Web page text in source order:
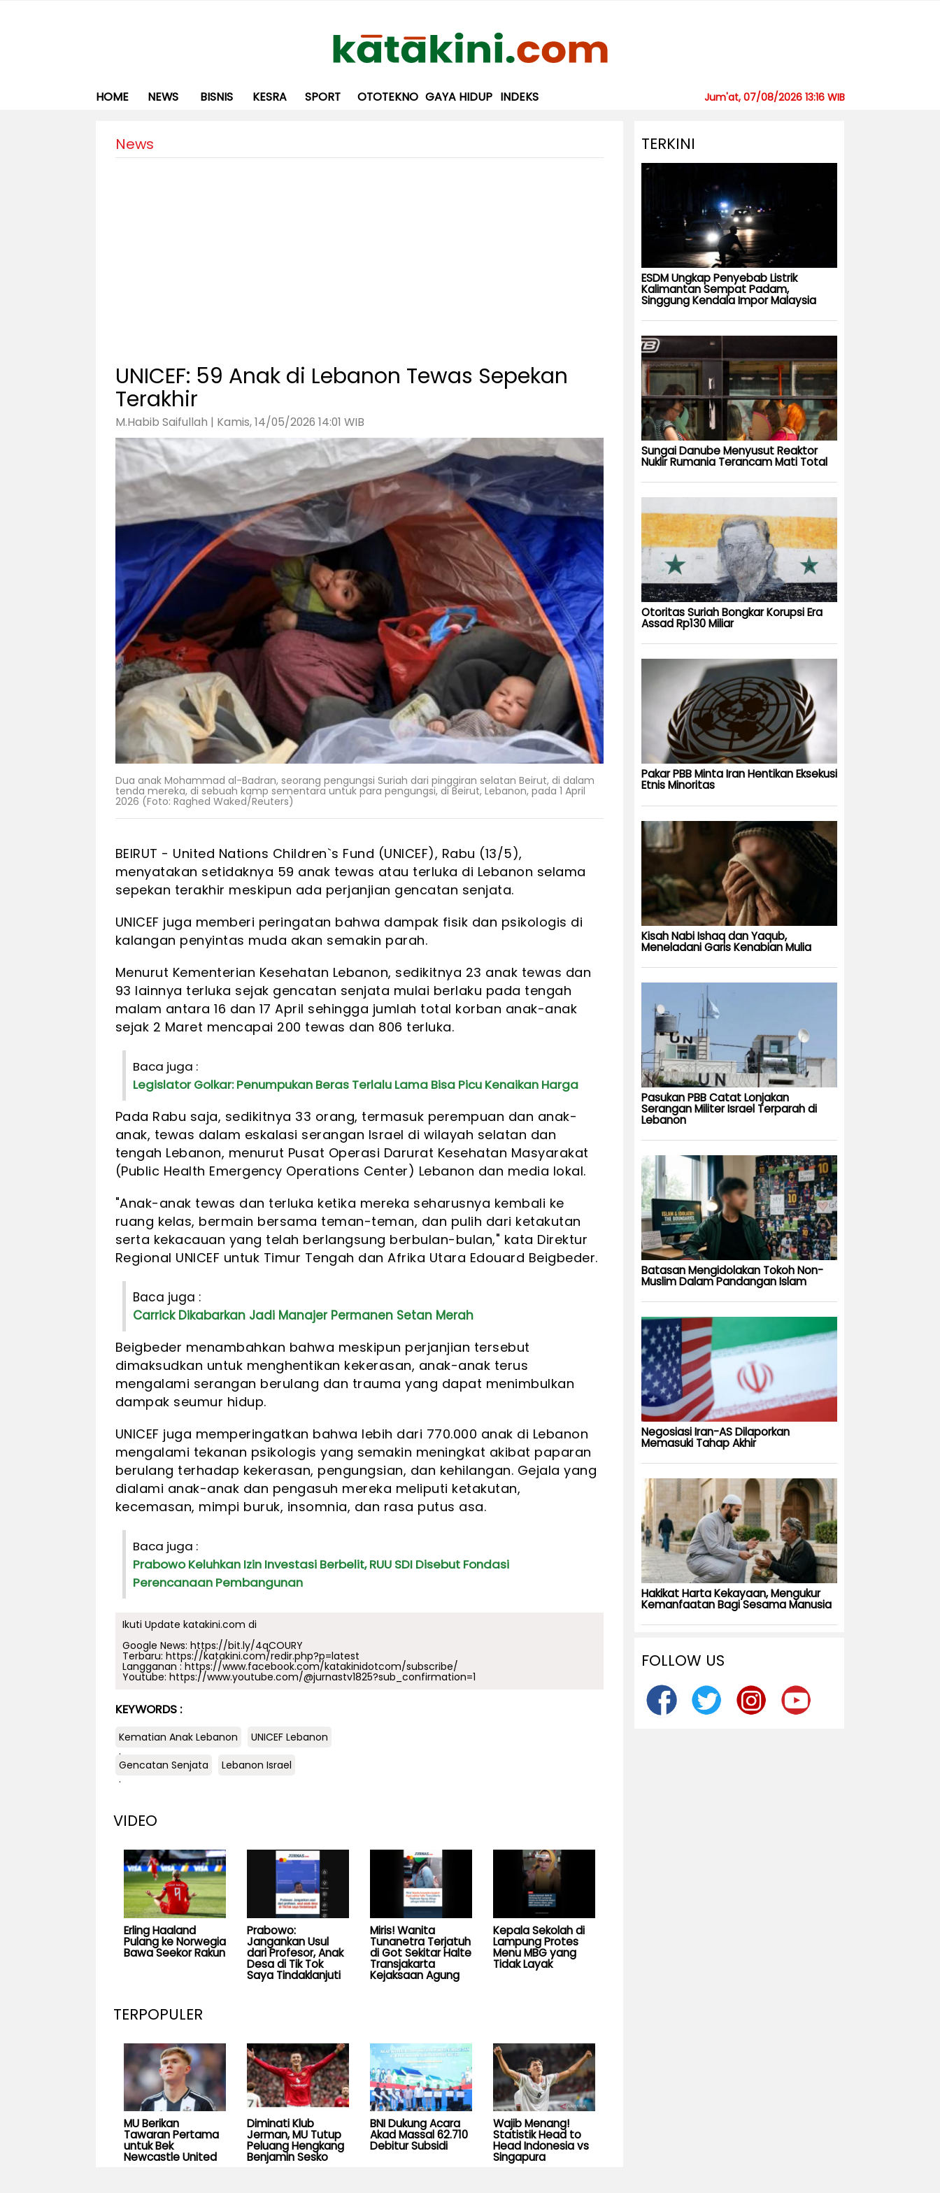
HOME NEWS BISNIS KESRA SPORT OTOTEKNO GAYA HIDUP INDEKS Jum'at, 07/08/2026 13:16 WIB
News
UNICEF: 59 Anak di Lebanon Tewas Sepekan
Terakhir
M.Habib Saifullah | Kamis, 14/05/2026 14:01 WIB
Dua anak Mohammad al-Badran, seorang pengungsi Suriah dari pinggiran selatan Beirut, di dalam
tenda mereka, di sebuah kamp sementara untuk para pengungsi, di Beirut, Lebanon, pada 1 April
2026 (Foto: Raghed Waked/Reuters)
BEIRUT - United Nations Children`s Fund (UNICEF), Rabu (13/5),
menyatakan setidaknya 59 anak tewas atau terluka di Lebanon selama
sepekan terakhir meskipun ada perjanjian gencatan senjata.
UNICEF juga memberi peringatan bahwa dampak fisik dan psikologis di
kalangan penyintas muda akan semakin parah.
Menurut Kementerian Kesehatan Lebanon, sedikitnya 23 anak tewas dan
93 lainnya terluka sejak gencatan senjata mulai berlaku pada tengah
malam antara 16 dan 17 April sehingga jumlah total korban anak-anak
sejak 2 Maret mencapai 200 tewas dan 806 terluka.
Baca juga :
Legislator Golkar: Penumpukan Beras Terlalu Lama Bisa Picu Kenaikan Harga
Pada Rabu saja, sedikitnya 33 orang, termasuk perempuan dan anak-
anak, tewas dalam eskalasi serangan Israel di wilayah selatan dan
tengah Lebanon, menurut Pusat Operasi Darurat Kesehatan Masyarakat
(Public Health Emergency Operations Center) Lebanon dan media lokal.
"Anak-anak tewas dan terluka ketika mereka seharusnya kembali ke
ruang kelas, bermain bersama teman-teman, dan pulih dari ketakutan
serta kekacauan yang telah berlangsung berbulan-bulan," kata Direktur
Regional UNICEF untuk Timur Tengah dan Afrika Utara Edouard Beigbeder.
Baca juga :
Carrick Dikabarkan Jadi Manajer Permanen Setan Merah
Beigbeder menambahkan bahwa meskipun perjanjian tersebut
dimaksudkan untuk menghentikan kekerasan, anak-anak terus
mengalami serangan berulang dan trauma yang dapat menimbulkan
dampak seumur hidup.
UNICEF juga memperingatkan bahwa lebih dari 770.000 anak di Lebanon
mengalami tekanan psikologis yang semakin meningkat akibat paparan
berulang terhadap kekerasan, pengungsian, dan kehilangan. Gejala yang
dialami anak-anak dan pengasuh mereka meliputi ketakutan,
kecemasan, mimpi buruk, insomnia, dan rasa putus asa.
Baca juga :
Prabowo Keluhkan Izin Investasi Berbelit, RUU SDI Disebut Fondasi
Perencanaan Pembangunan
Ikuti Update katakini.com di
Google News: https://bit.ly/4qCOURY
Terbaru: https://katakini.com/redir.php?p=latest
Langganan : https://www.facebook.com/katakinidotcom/subscribe/
Youtube: https://www.youtube.com/@jurnastv1825?sub_confirmation=1
KEYWORDS :
Kematian Anak Lebanon
UNICEF Lebanon
.
Gencatan Senjata
Lebanon Israel
.
VIDEO
Erling Haaland
Pulang ke Norwegia
Bawa Seekor Rakun
Prabowo:
Jangankan Usul
dari Profesor, Anak
Desa di Tik Tok
Saya Tindaklanjuti
Miris! Wanita
Tunanetra Terjatuh
di Got Sekitar Halte
Transjakarta
Kejaksaan Agung
Kepala Sekolah di
Lampung Protes
Menu MBG yang
Tidak Layak
TERPOPULER
MU Berikan
Tawaran Pertama
untuk Bek
Newcastle United
Diminati Klub
Jerman, MU Tutup
Peluang Hengkang
Benjamin Sesko
BNI Dukung Acara
Akad Massal 62.710
Debitur Subsidi
Wajib Menang!
Statistik Head to
Head Indonesia vs
Singapura
TERKINI
ESDM Ungkap Penyebab Listrik
Kalimantan Sempat Padam,
Singgung Kendala Impor Malaysia
Sungai Danube Menyusut Reaktor
Nuklir Rumania Terancam Mati Total
Otoritas Suriah Bongkar Korupsi Era
Assad Rp130 Miliar
Pakar PBB Minta Iran Hentikan Eksekusi
Etnis Minoritas
Kisah Nabi Ishaq dan Yaqub,
Meneladani Garis Kenabian Mulia
Pasukan PBB Catat Lonjakan
Serangan Militer Israel Terparah di
Lebanon
Batasan Mengidolakan Tokoh Non-
Muslim Dalam Pandangan Islam
Negosiasi Iran-AS Dilaporkan
Memasuki Tahap Akhir
Hakikat Harta Kekayaan, Mengukur
Kemanfaatan Bagi Sesama Manusia
FOLLOW US